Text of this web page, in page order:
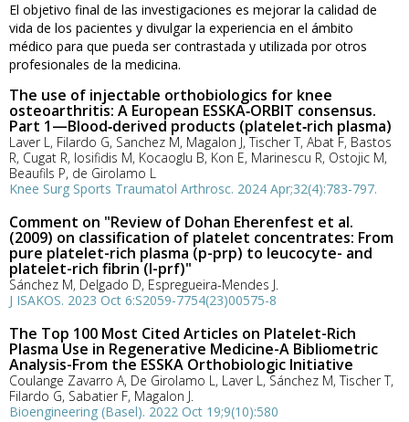
El objetivo final de las investigaciones es mejorar la calidad de
vida de los pacientes y divulgar la experiencia en el ámbito
médico para que pueda ser contrastada y utilizada por otros
profesionales de la medicina.
The use of injectable orthobiologics for knee
osteoarthritis: A European ESSKA‐ORBIT consensus.
Part 1—Blood‐derived products (platelet‐rich plasma)
Laver L, Filardo G, Sanchez M, Magalon J, Tischer T, Abat F, Bastos
R, Cugat R, Iosifidis M, Kocaoglu B, Kon E, Marinescu R, Ostojic M,
Beaufils P, de Girolamo L
Knee Surg Sports Traumatol Arthrosc. 2024 Apr;32(4):783-797.
Comment on "Review of Dohan Eherenfest et al.
(2009) on classification of platelet concentrates: From
pure platelet-rich plasma (p-prp) to leucocyte- and
platelet-rich fibrin (l-prf)"
Sánchez M, Delgado D, Espregueira-Mendes J.
J ISAKOS. 2023 Oct 6:S2059-7754(23)00575-8
The Top 100 Most Cited Articles on Platelet-Rich
Plasma Use in Regenerative Medicine-A Bibliometric
Analysis-From the ESSKA Orthobiologic Initiative
Coulange Zavarro A, De Girolamo L, Laver L, Sánchez M, Tischer T,
Filardo G, Sabatier F, Magalon J.
Bioengineering (Basel). 2022 Oct 19;9(10):580